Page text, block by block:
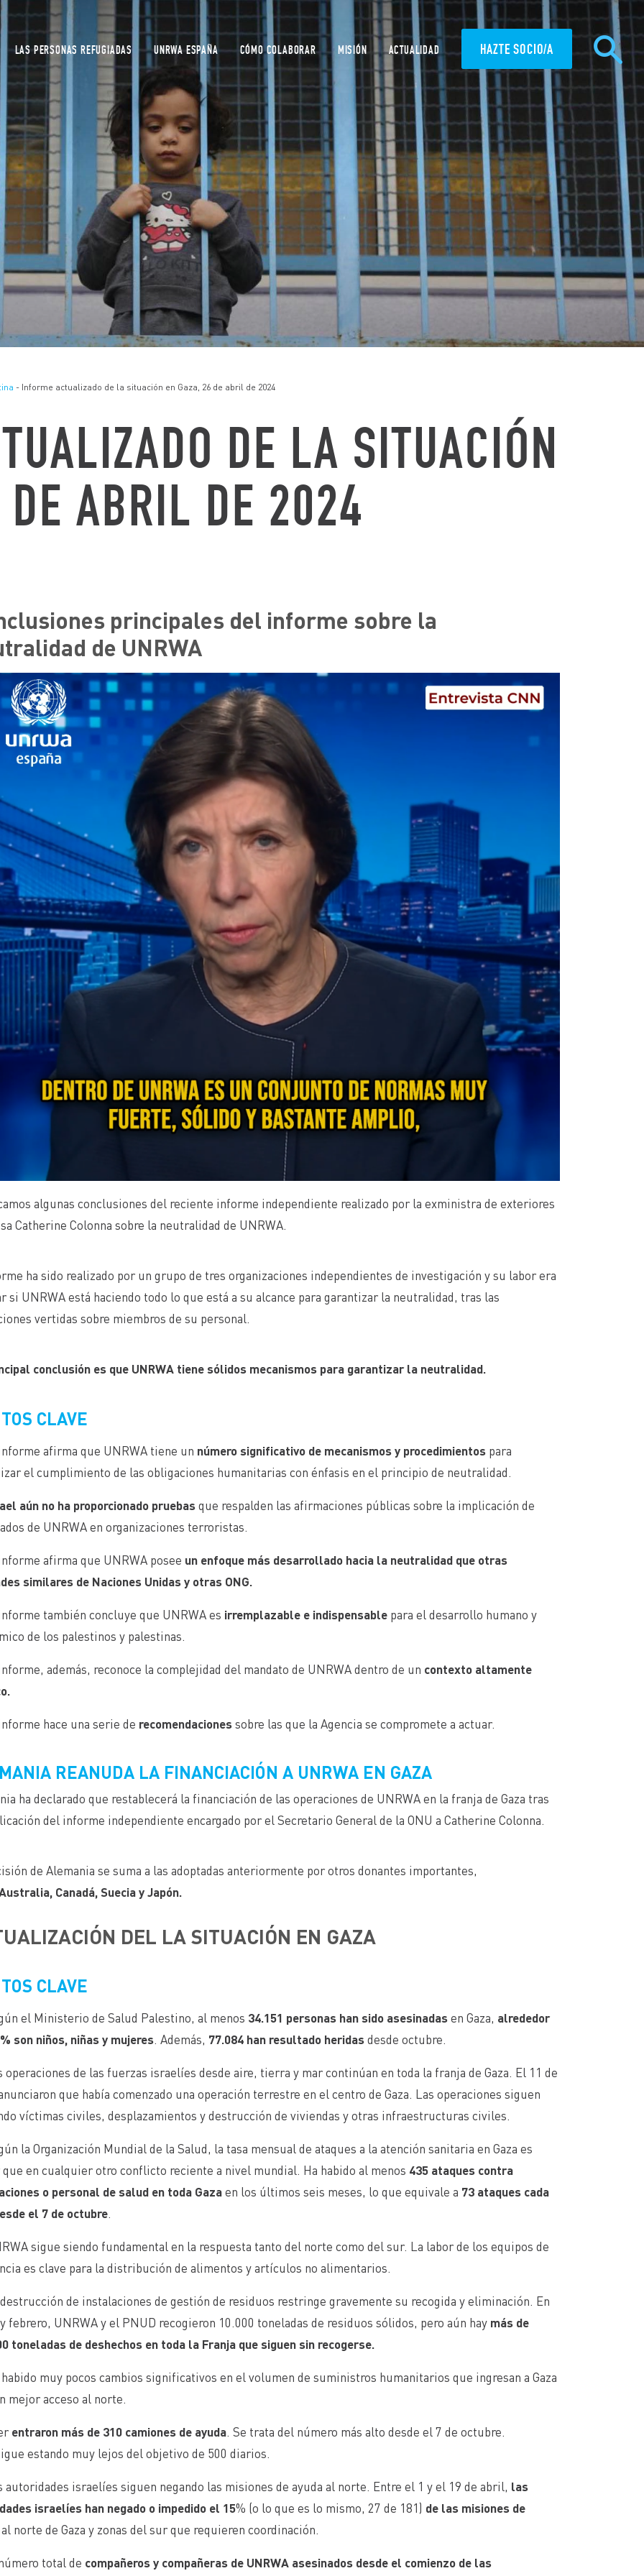
LAS PERSONAS REFUGIADAS UNRWA ESPAÑA CÓMO COLABORAR MISIÓN ACTUALIDAD HAZTE SOCIO/A
- Informe actualizado de la situación en Gaza, 26 de abril de 2024
DE LA SITUACIÓN
ABRIL DE 2024
principales del informe sobre la
de UNRWA
algunas conclusiones del reciente informe independiente realizado por la exministra de exteriores
Catherine Colonna sobre la neutralidad de UNRWA.
ha sido realizado por un grupo de tres organizaciones independientes de investigación y su labor era
si UNRWA está haciendo todo lo que está a su alcance para garantizar la neutralidad, tras las
vertidas sobre miembros de su personal.
conclusión es que UNRWA tiene sólidos mecanismos para garantizar la neutralidad.
CLAVE
afirma que UNRWA tiene un número significativo de mecanismos y procedimientos para
el cumplimiento de las obligaciones humanitarias con énfasis en el principio de neutralidad.
aún no ha proporcionado pruebasque respalden las afirmaciones públicas sobre la implicación de
de UNRWA en organizaciones terroristas.
afirma que UNRWA posee un enfoque más desarrollado hacia la neutralidad que otras
similares de Naciones Unidas y otras ONG.
también concluye que UNRWA es irremplazable e indispensable para el desarrollo humano y
de los palestinos y palestinas.
además, reconoce la complejidad del mandato de UNRWA dentro de un contexto altamente
hace una serie de recomendacionessobre las que la Agencia se compromete a actuar.
REANUDA LA FINANCIACIÓN A UNRWA EN GAZA
ha declarado que restablecerá la financiación de las operaciones de UNRWA en la franja de Gaza tras
del informe independiente encargado por el Secretario General de la ONU a Catherine Colonna.
de Alemania se suma a las adoptadas anteriormente por otros donantes importantes,
Canadá, Suecia y Japón.
DEL LA SITUACIÓN EN GAZA
CLAVE
el Ministerio de Salud Palestino, al menos 34.151 personas han sido asesinadasen Gaza, alrededor
son niños, niñas y mujeres. Además, 77.084 han resultado heridasdesde octubre.
operaciones de las fuerzas israelíes desde aire, tierra y mar continúan en toda la franja de Gaza. El 11 de
que había comenzado una operación terrestre en el centro de Gaza. Las operaciones siguen
víctimas civiles, desplazamientos y destrucción de viviendas y otras infraestructuras civiles.
la Organización Mundial de la Salud, la tasa mensual de ataques a la atención sanitaria en Gaza es
que en cualquier otro conflicto reciente a nivel mundial. Ha habido al menos 435 ataques contra
o personal de salud en toda Gazaen los últimos seis meses, lo que equivale a 73 ataques cada
el 7 de octubre.
sigue siendo fundamental en la respuesta tanto del norte como del sur. La labor de los equipos de
es clave para la distribución de alimentos y artículos no alimentarios.
de instalaciones de gestión de residuos restringe gravemente su recogida y eliminación. En
febrero, UNRWA y el PNUD recogieron 10.000 toneladas de residuos sólidos, pero aún hay más de
toneladas de deshechos en toda la Franja que siguen sin recogerse.
muy pocos cambios significativos en el volumen de suministros humanitarios que ingresan a Gaza
mejor acceso al norte.
entraron más de 310 camiones de ayuda. Se trata del número más alto desde el 7 de octubre.
estando muy lejos del objetivo de 500 diarios.
autoridades israelíes siguen negando las misiones de ayuda al norte. Entre el 1 y el 19 de abril, las
israelíes han negado o impedido el 15% (o lo que es lo mismo, 27 de 181) de las misiones de
norte de Gaza y zonas del sur que requieren coordinación.
total de compañeros y compañeras de UNRWA asesinados desde el comienzo de las